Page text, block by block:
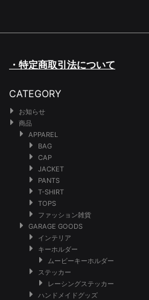
・特定商取引法について
CATEGORY
お知らせ
商品
APPAREL
BAG
CAP
JACKET
PANTS
T-SHIRT
TOPS
ファッション雑貨
GARAGE GOODS
インテリア
キーホルダー
ムービーキーホルダー
ステッカー
レーシングステッカー
ハンドメイドグッズ